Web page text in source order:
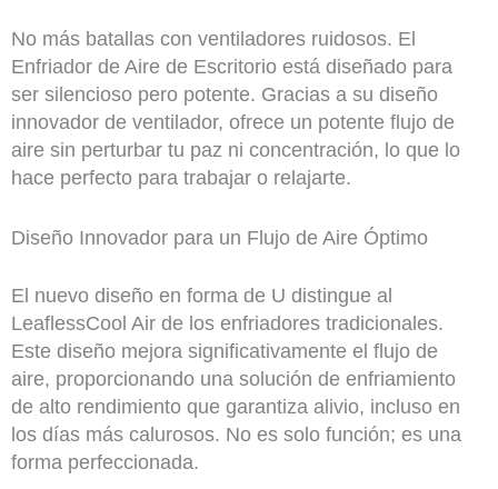
No más batallas con ventiladores ruidosos. El
Enfriador de Aire de Escritorio está diseñado para
ser silencioso pero potente. Gracias a su diseño
innovador de ventilador, ofrece un potente flujo de
aire sin perturbar tu paz ni concentración, lo que lo
hace perfecto para trabajar o relajarte.
Diseño Innovador para un Flujo de Aire Óptimo
El nuevo diseño en forma de U distingue al
LeaflessCool Air de los enfriadores tradicionales.
Este diseño mejora significativamente el flujo de
aire, proporcionando una solución de enfriamiento
de alto rendimiento que garantiza alivio, incluso en
los días más calurosos. No es solo función; es una
forma perfeccionada.